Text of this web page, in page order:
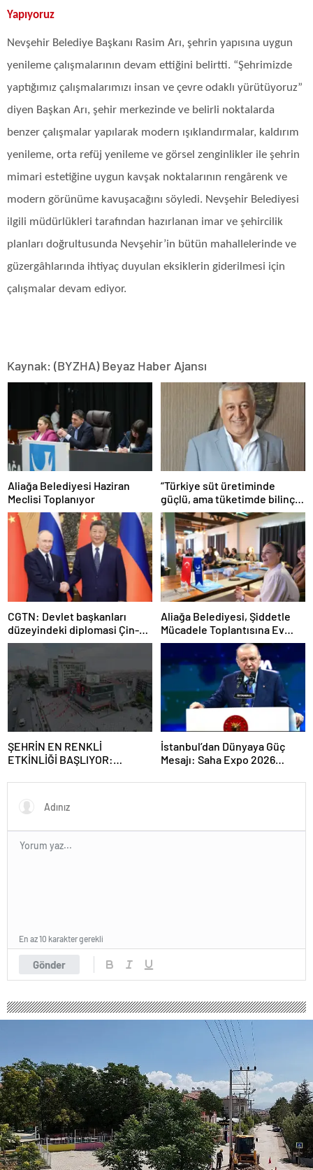
Yapıyoruz
Nevşehir Belediye Başkanı Rasim Arı, şehrin yapısına uygun
yenileme çalışmalarının devam ettiğini belirtti. “Şehrimizde
yaptığımız çalışmalarımızı insan ve çevre odaklı yürütüyoruz”
diyen Başkan Arı, şehir merkezinde ve belirli noktalarda
benzer çalışmalar yapılarak modern ışıklandırmalar, kaldırım
yenileme, orta refüj yenileme ve görsel zenginlikler ile şehrin
mimari estetiğine uygun kavşak noktalarının rengârenk ve
modern görünüme kavuşacağını söyledi. Nevşehir Belediyesi
ilgili müdürlükleri tarafından hazırlanan imar ve şehircilik
planları doğrultusunda Nevşehir’in bütün mahallelerinde ve
güzergâhlarında ihtiyaç duyulan eksiklerin giderilmesi için
çalışmalar devam ediyor.
Kaynak: (BYZHA) Beyaz Haber Ajansı
Aliağa Belediyesi Haziran
Meclisi Toplanıyor
“Türkiye süt üretiminde
güçlü, ama tüketimde bilinç
şart”
CGTN: Devlet başkanları
düzeyindeki diplomasi Çin-
Rusya arasındaki büyüyen
ortaklığı güçlendiriyor
Aliağa Belediyesi, Şiddetle
Mücadele Toplantısına Ev
Sahipliği Yaptı
ŞEHRİN EN RENKLİ
ETKİNLİĞİ BAŞLIYOR:
FESTİVALİ” HEYECANI
GAZİOSMANPAŞA’DA
YAŞANACAK
İstanbul’dan Dünyaya Güç
Mesajı: Saha Expo 2026
Gönder
En az 10 karakter gerekli